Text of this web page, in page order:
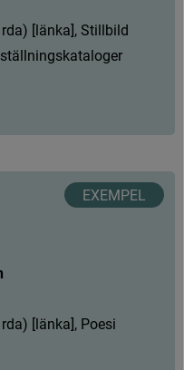
rda) [länka], Stillbild
ställningskataloger
rda) [länka], Poesi